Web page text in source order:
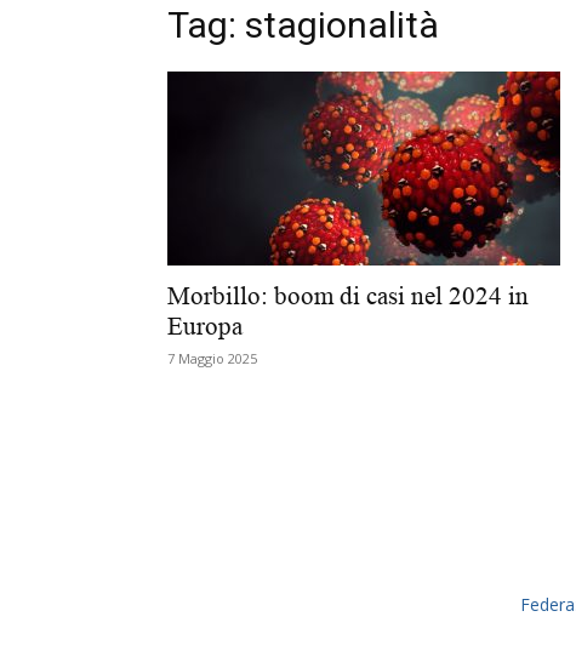
Tag: stagionalità
Morbillo: boom di casi nel 2024 in
Europa
7 Maggio 2025